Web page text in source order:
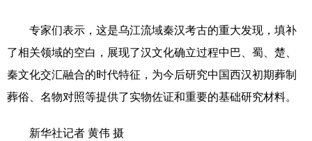
四川 贵州 云南 西藏
陕西 甘肃 青海 宁夏
新疆 内蒙古
专家们表示，这是乌江流域秦汉考古的重大发现，填补
了相关领域的空白，展现了汉文化确立过程中巴、蜀、楚、
秦文化交汇融合的时代特征，为今后研究中国西汉初期葬制
葬俗、名物对照等提供了实物佐证和重要的基础研究材料。
新华社记者 黄伟 摄